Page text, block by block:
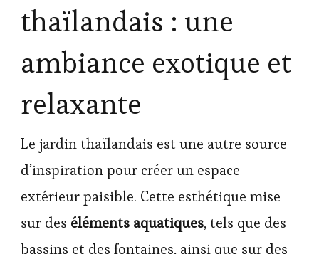
thaïlandais : une
ambiance exotique et
relaxante
Le jardin thaïlandais est une autre source
d’inspiration pour créer un espace
extérieur paisible. Cette esthétique mise
sur des éléments aquatiques, tels que des
bassins et des fontaines, ainsi que sur des